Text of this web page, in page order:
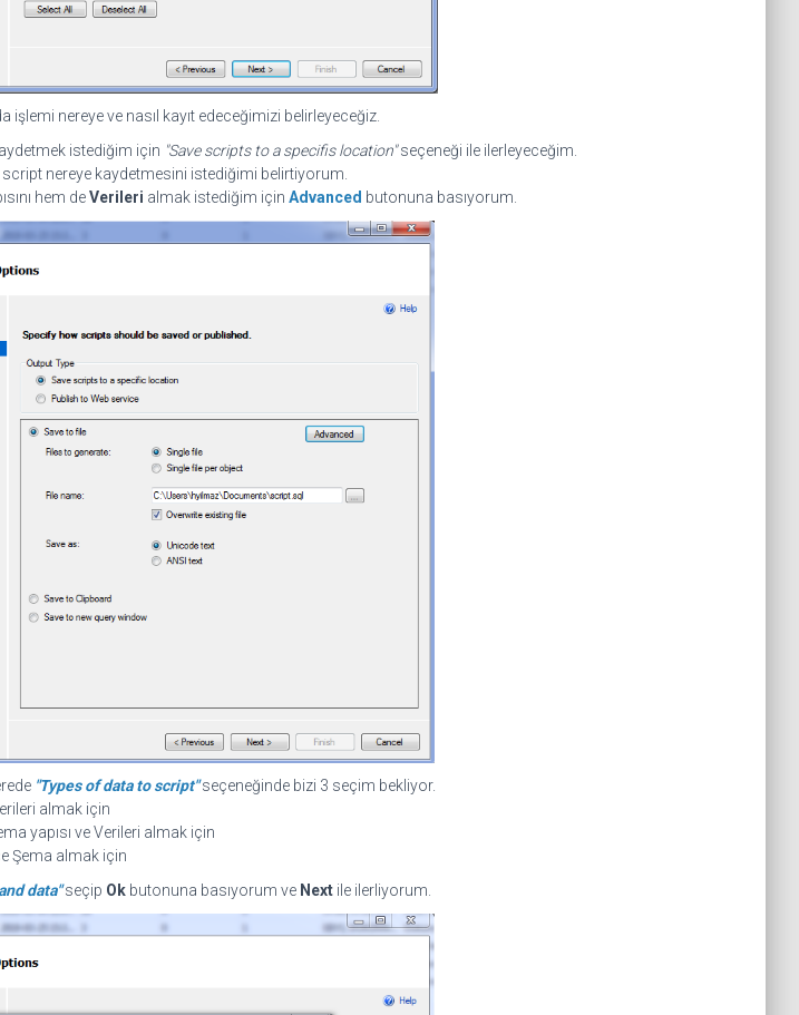
işlemi nereye ve nasıl kayıt edeceğimizi belirleyeceğiz.
istediğim için "Save scripts to a specifis location"seçeneği ile ilerleyeceğim.
nereye kaydetmesini istediğimi belirtiyorum.
hem deVerileri almak istediğim için Advanced butonuna basıyorum.
"Types of data to script"seçeneğinde bizi 3 seçim bekliyor.
almak için
yapısı ve Verileri almak için
Şema almak için
data" seçip Ok butonuna basıyorum ve Next ile ilerliyorum.